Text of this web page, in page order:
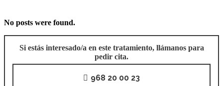
No posts were found.
Si estás interesado/a en este tratamiento, llámanos para
pedir cita.
968 20 00 23